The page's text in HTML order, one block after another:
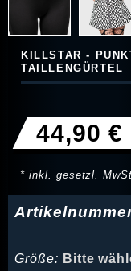
KILLSTAR -
TAILLENGÜRTEL
44,90 €
* inkl. gesetzl.
Größe: Bitte